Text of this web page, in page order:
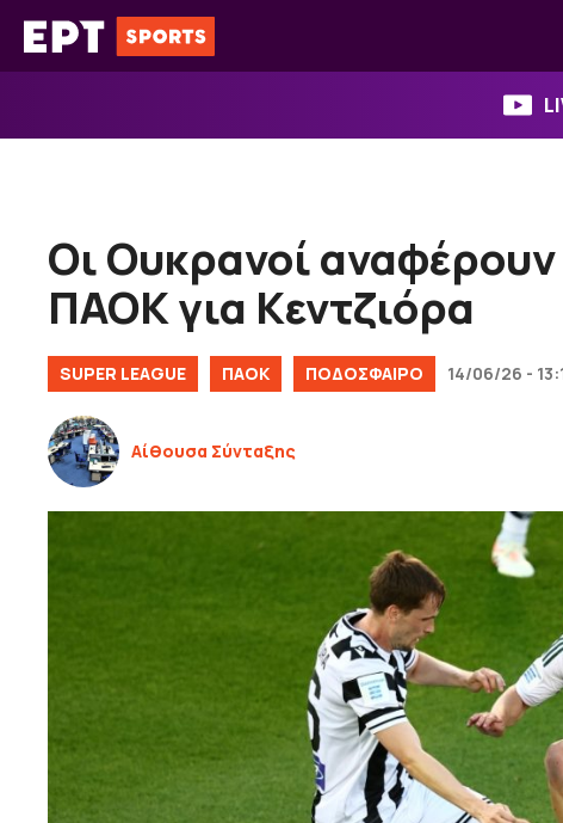
Μετάβαση
σε
Οι Ουκρανοί
ΠΑΟΚ για Κεντζιόρα
SUPER LEAGUE ΠΑΟΚ ΠΟΔΟΣΦΑΙΡΟ 14/06/26 -
Αίθουσα Σύνταξης